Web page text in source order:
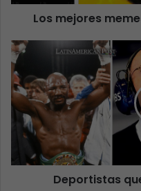
Los mejores
Deportistas